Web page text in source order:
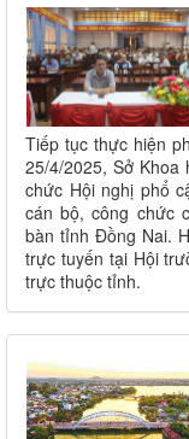
Tiếp tục thực hiện
25/4/2025, Sở
chức Hội nghị phổ
cán bộ, công chức
bàn tỉnh Đồng Nai.
trực tuyến tại Hội
trực thuộc tỉnh.